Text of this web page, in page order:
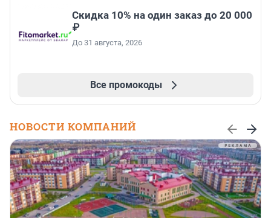
Скидка 10% на один заказ до 20 000
₽
До 31 августа, 2026
Все промокоды
НОВОСТИ КОМПАНИЙ